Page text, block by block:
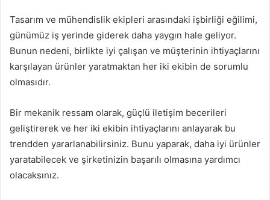
Tasarım ve mühendislik ekipleri arasındaki işbirliği eğilimi,
günümüz iş yerinde giderek daha yaygın hale geliyor.
Bunun nedeni, birlikte iyi çalışan ve müşterinin ihtiyaçlarını
karşılayan ürünler yaratmaktan her iki ekibin de sorumlu
olmasıdır.
Bir mekanik ressam olarak, güçlü iletişim becerileri
geliştirerek ve her iki ekibin ihtiyaçlarını anlayarak bu
trendden yararlanabilirsiniz. Bunu yaparak, daha iyi ürünler
yaratabilecek ve şirketinizin başarılı olmasına yardımcı
olacaksınız.